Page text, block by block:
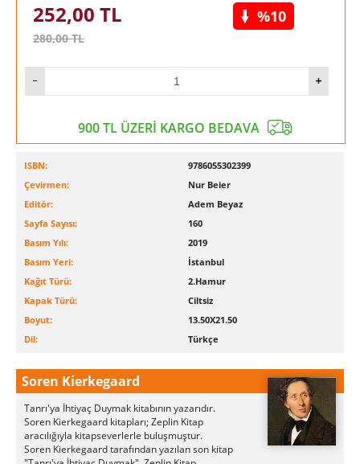
252,00 TL
280,00TL
%10
900 TL ÜZERİ KARGO BEDAVA
ISBN:
9786055302399
Çevirmen:
Nur Beier
Editör:
Adem Beyaz
Sayfa Sayısı:
160
Basım Yılı:
2019
Basım Yeri:
İstanbul
Kağıt Türü:
2.Hamur
Kapak Türü:
Ciltsiz
Boyut:
13.50X21.50
Dil:
Türkçe
Soren Kierkegaard
Tanrı'ya İhtiyaç Duymak kitabının yazarıdır.
Soren Kierkegaard kitapları; Zeplin Kitap
aracılığıyla kitapseverlerle buluşmuştur.
Soren Kierkegaard tarafından yazılan son kitap